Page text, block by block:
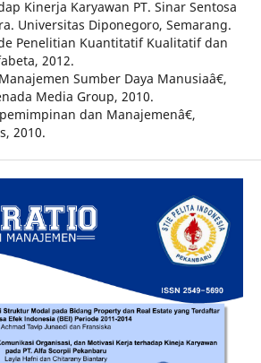
Kinerja Karyawan PT. Sinar Sentosa
Universitas Diponegoro, Semarang.
Penelitian Kuantitatif Kualitatif dan
2012.
Sumber Daya Manusiaâ€,
Media Group, 2010.
dan Manajemenâ€,
2010.